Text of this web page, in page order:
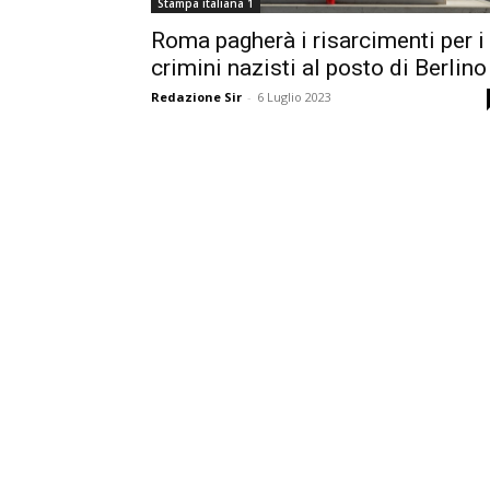
Stampa italiana 1
Roma pagherà i risarcimenti per i
crimini nazisti al posto di Berlino
Redazione Sir - 6 Luglio 2023